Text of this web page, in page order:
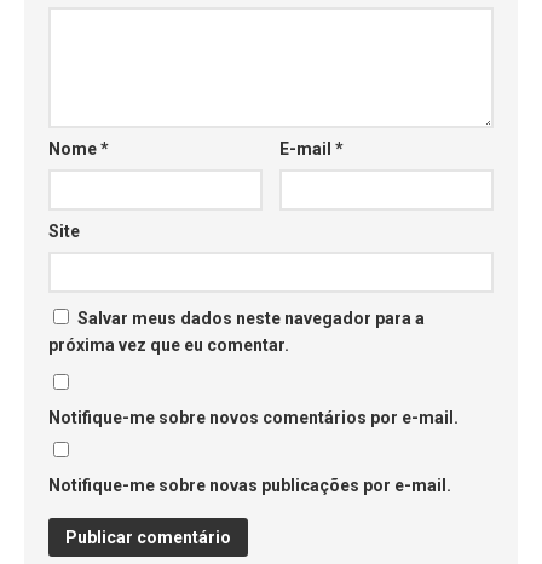
Nome* E-mail*
Site
Salvar meus dados neste navegador para a
próxima vez que eu comentar.
Notifique-me sobre novos comentários por e-mail.
Notifique-me sobre novas publicações por e-mail.